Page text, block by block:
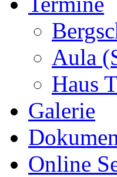
Aula
Haus
Galerie
Online